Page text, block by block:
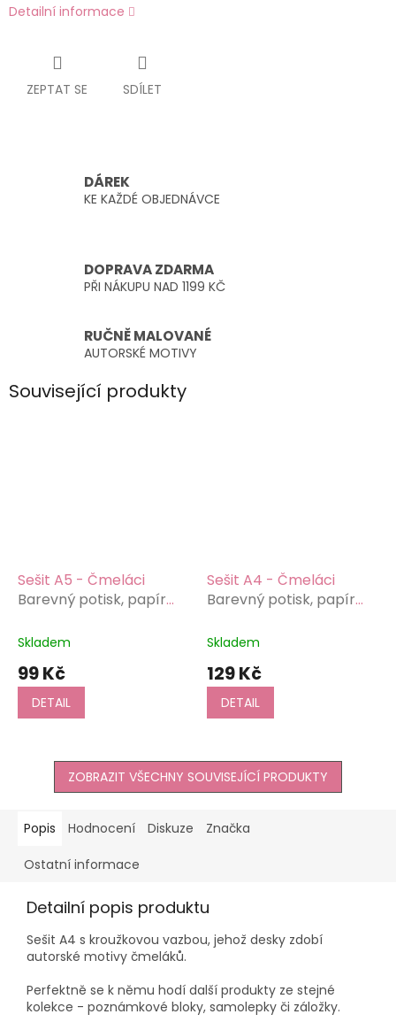
Detailní informace
ZEPTAT SE SDÍLET
DÁREK
KE KAŽDÉ OBJEDNÁVCE
DOPRAVA ZDARMA
PŘI NÁKUPU NAD 1199 KČ
RUČNĚ MALOVANÉ
AUTORSKÉ MOTIVY
Související produkty
Sešit A5 - Čmeláci
Barevný potisk, papír
Skladem
99 Kč
DETAIL
Sešit A4 - Čmeláci
Barevný potisk, papír
Skladem
129 Kč
DETAIL
ZOBRAZIT VŠECHNY SOUVISEJÍCÍ PRODUKTY
Popis Hodnocení Diskuze Značka
Ostatní informace
Detailní popis produktu
Sešit A4 s kroužkovou vazbou, jehož desky zdobí
autorské motivy čmeláků.
Perfektně se k němu hodí další produkty ze stejné
kolekce - poznámkové bloky, samolepky či záložky.